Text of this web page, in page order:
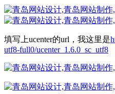
填写上ucenter的url，我这里是
utf8-full0/ucenter_1.6.0_sc_utf8